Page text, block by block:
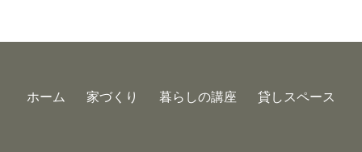
ホーム 家づくり 暮らしの講座 貸しスペース